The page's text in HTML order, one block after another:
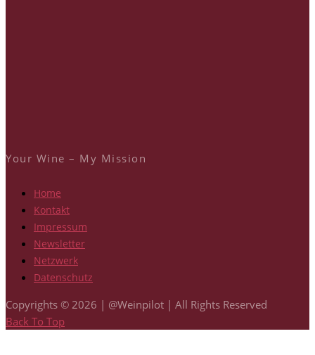
Your Wine – My Mission
Home
Kontakt
Impressum
Newsletter
Netzwerk
Datenschutz
Copyrights © 2026 | @Weinpilot | All Rights Reserved
Back To Top